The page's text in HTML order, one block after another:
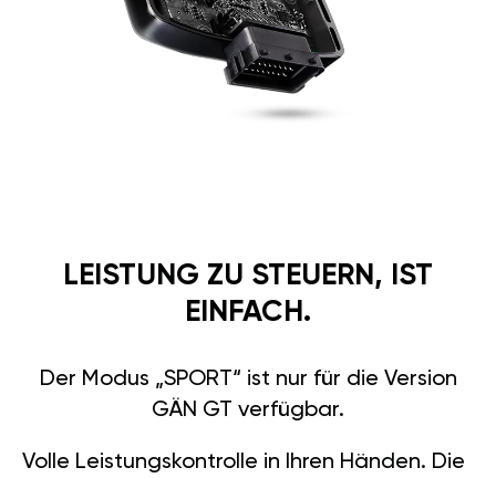
LEISTUNG ZU STEUERN, IST
EINFACH.
Der Modus „SPORT“ ist nur für die Version
GÄN GT verfügbar.
Volle Leistungskontrolle in Ihren Händen. Die